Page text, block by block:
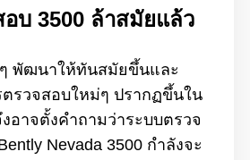
บ 3500 ล้าสมัยแล้ว
ๆ พัฒนาให้ทันสมัยขึ้นและ
รวจสอบใหม่ๆ ปรากฏขึ้นใน
อาจตั้งคำถามว่าระบบตรวจ
Nevada 3500 กำลังจะ